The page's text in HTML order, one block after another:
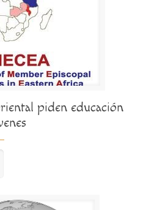
piden educación